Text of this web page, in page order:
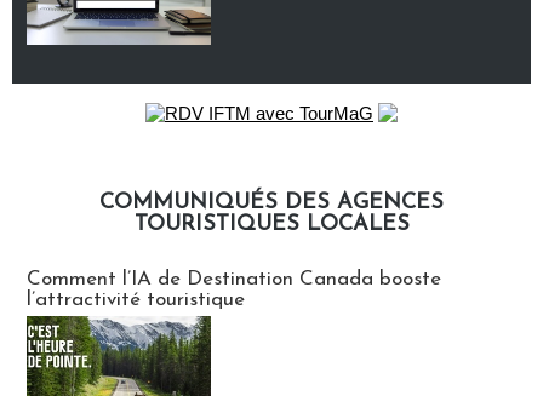
COMMUNIQUÉS DES AGENCES
TOURISTIQUES LOCALES
Comment l’IA de Destination Canada booste
l’attractivité touristique